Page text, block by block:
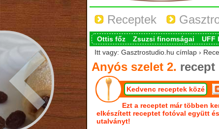
Receptek
Ottis főz Zsuzsi finomságai UFF
Itt vagy: Gasztrostudio.hu címlap ›
Anyós szelet 2. recept
Kedvenc receptek közé
Ezt a receptet már többen
elkészített receptet fotóval együtt
utalványt!